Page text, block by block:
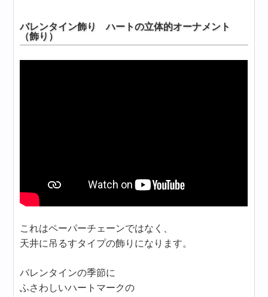
バレンタイン飾り ハートの立体的オーナメント
（飾り）
これはペーパーチェーンではなく、
天井に吊るすタイプの飾りになります。
バレンタインの季節に
ふさわしいハートマークの